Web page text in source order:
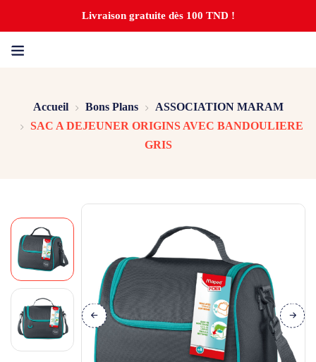
Livraison gratuite dès 100 TND !
Accueil Bons Plans
ASSOCIATION MARAM
SAC A DEJEUNER ORIGINS AVEC BANDOULIERE
GRIS